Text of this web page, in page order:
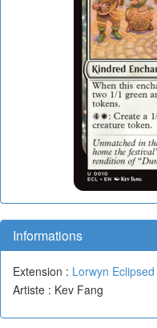
Informations
Extension : Lorwyn Eclipsed
Artiste : Kev Fang